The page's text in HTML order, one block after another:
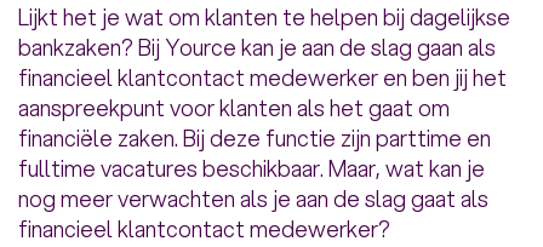
Lijkt het je wat om klanten te helpen bij dagelijkse
bankzaken? Bij Yource kan je aan de slag gaan als
financieel klantcontact medewerker en ben jij het
aanspreekpunt voor klanten als het gaat om
financiële zaken. Bij deze functie zijn parttime en
fulltime vacatures beschikbaar. Maar, wat kan je
nog meer verwachten als je aan de slag gaat als
financieel klantcontact medewerker?